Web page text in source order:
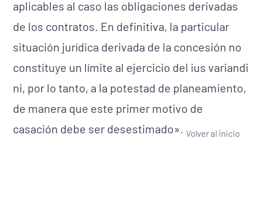
aplicables al caso las obligaciones derivadas
de los contratos. En definitiva, la particular
situación jurídica derivada de la concesión no
constituye un límite al ejercicio del ius variandi
ni, por lo tanto, a la potestad de planeamiento,
de manera que este primer motivo de
casación debe ser desestimado».Volver al inicio